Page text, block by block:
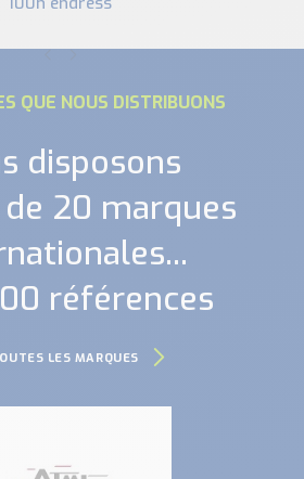
QUE NOUS DISTRIBUONS
disposons
20 marques
références
LES MARQUES